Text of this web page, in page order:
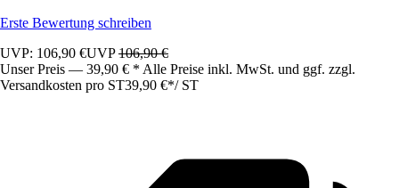
Erste Bewertung schreiben
UVP: 106,90 €UVP106,90 €
Unser Preis — 39,90 € * Alle Preise inkl. MwSt. und ggf. zzgl.
Versandkosten pro ST39,90 €*/ ST